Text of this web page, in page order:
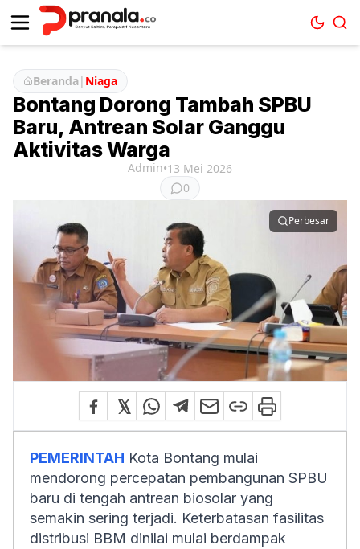
Beranda| Niaga
Bontang Dorong Tambah SPBU
Baru, Antrean Solar Ganggu
Aktivitas Warga
Admin•13 Mei 2026
0
Perbesar
PEMERINTAH Kota Bontang mulai
mendorong percepatan pembangunan SPBU
baru di tengah antrean biosolar yang
semakin sering terjadi. Keterbatasan fasilitas
distribusi BBM dinilai mulai berdampak